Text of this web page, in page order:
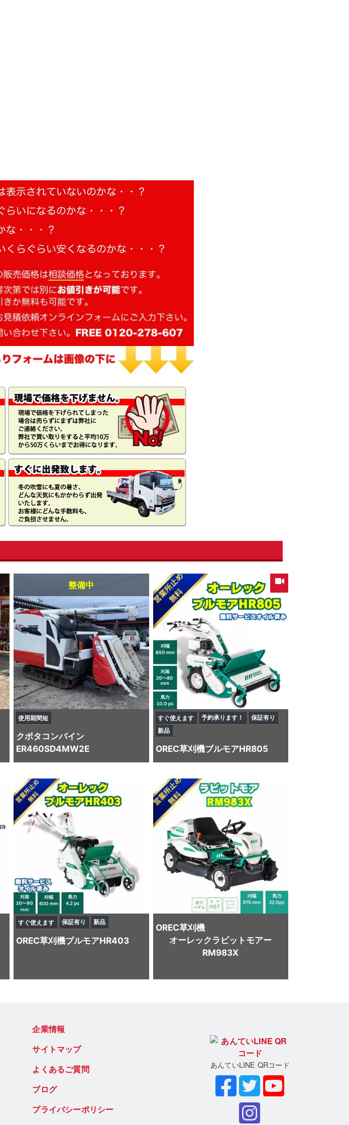
整備中
使用期間短
クボタコンバイン
ER460SD4MW2E
すぐ使えます 予約承ります！
保証有り
新品
OREC草刈機ブルモアHR805
すぐ使えます 保証有り 新品
OREC草刈機ブルモアHR403
OREC草刈機
オーレックラビットモアー
RM983X
企業情報
サイトマップ
よくあるご質問
ブログ
プライバシーポリシー
あんていLINE QRコード